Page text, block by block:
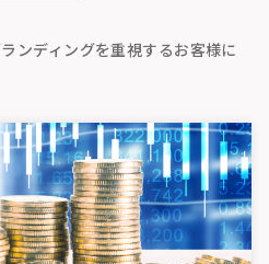
ンディングを重視するお客様に